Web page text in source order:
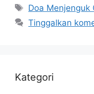
Tag
Doa Menjenguk
Tinggalkan
Kategori